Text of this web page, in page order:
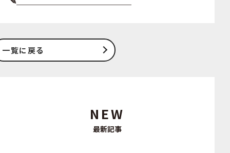
NEW
最新記事
一覧に戻る